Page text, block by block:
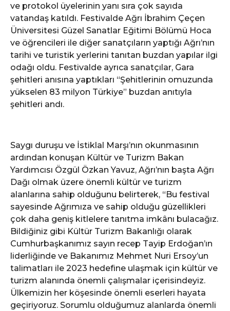
ve protokol üyelerinin yanı sıra çok sayıda
vatandaş katıldı. Festivalde Ağrı İbrahim Çeçen
Üniversitesi Güzel Sanatlar Eğitimi Bölümü Hoca
ve öğrencileri ile diğer sanatçıların yaptığı Ağrı’nın
tarihi ve turistik yerlerini tanıtan buzdan yapılar ilgi
odağı oldu. Festivalde ayrıca sanatçılar, Gara
şehitleri anısına yaptıkları “Şehitlerinin omuzunda
yükselen 83 milyon Türkiye” buzdan anıtıyla
şehitleri andı.
Saygı duruşu ve İstiklal Marşı’nın okunmasının
ardından konuşan Kültür ve Turizm Bakan
Yardımcısı Özgül Özkan Yavuz, Ağrı’nın başta Ağrı
Dağı olmak üzere önemli kültür ve turizm
alanlarına sahip olduğunu belirterek, “Bu festival
sayesinde Ağrımıza ve sahip olduğu güzellikleri
çok daha geniş kitlelere tanıtma imkânı bulacağız.
Bildiğiniz gibi Kültür Turizm Bakanlığı olarak
Cumhurbaşkanımız sayın recep Tayip Erdoğan’ın
liderliğinde ve Bakanımız Mehmet Nuri Ersoy’un
talimatları ile 2023 hedefine ulaşmak için kültür ve
turizm alanında önemli çalışmalar içerisindeyiz.
Ülkemizin her köşesinde önemli eserleri hayata
geçiriyoruz. Sorumlu olduğumuz alanlarda önemli